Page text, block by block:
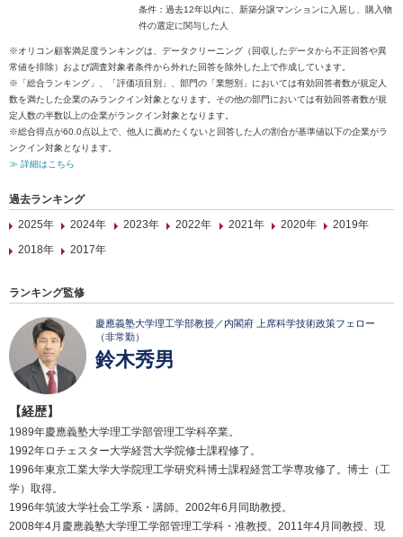
条件：過去12年以内に、新築分譲マンションに入居し、購入物
件の選定に関与した人
※オリコン顧客満足度ランキングは、データクリーニング（回収したデータから不正回答や異
常値を排除）および調査対象者条件から外れた回答を除外した上で作成しています。
※「総合ランキング」、「評価項目別」、部門の「業態別」においては有効回答者数が規定人
数を満たした企業のみランクイン対象となります。その他の部門においては有効回答者数が規
定人数の半数以上の企業がランクイン対象となります。
※総合得点が60.0点以上で、他人に薦めたくないと回答した人の割合が基準値以下の企業がラ
ンクイン対象となります。
≫ 詳細はこちら
過去ランキング
2025年
2024年 2023年 2022年 2021年 2020年
2019年
2018年
2017年
ランキング監修
慶應義塾大学理工学部教授／内閣府 上席科学技術政策フェロー
（非常勤）
鈴木秀男
【経歴】
1989年慶應義塾大学理工学部管理工学科卒業。
1992年ロチェスター大学経営大学院修士課程修了。
1996年東京工業大学大学院理工学研究科博士課程経営工学専攻修了。博士（工
学）取得。
1996年筑波大学社会工学系・講師。2002年6月同助教授。
2008年4月慶應義塾大学理工学部管理工学科・准教授。2011年4月同教授、現